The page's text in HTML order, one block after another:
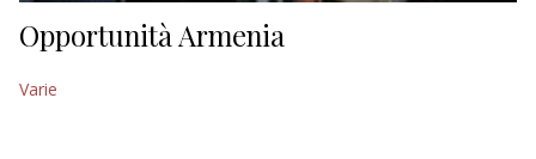
Opportunità Armenia
Varie